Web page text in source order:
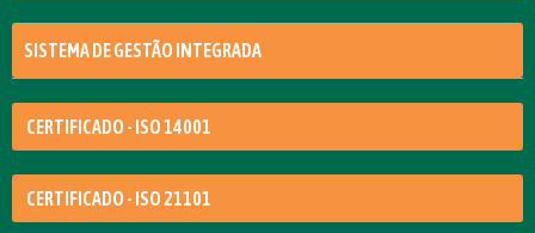
SISTEMA DE GESTÃO INTEGRADA
CERTIFICADO - ISO 14001
CERTIFICADO - ISO 21101